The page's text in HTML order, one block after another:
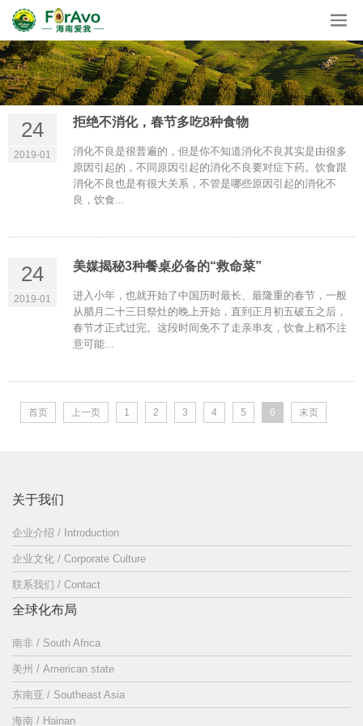
24
2019-01
拒绝不消化，春节多吃8种食物
消化不良是很普遍的，但是你不知道消化不良其实是由很多
原因引起的，不同原因引起的消化不良要对症下药。饮食跟
消化不良也是有很大关系，不管是哪些原因引起的消化不
良，饮食...
24
2019-01
美媒揭秘3种餐桌必备的“救命菜”
进入小年，也就开始了中国历时最长、最隆重的春节，一般
从腊月二十三日祭灶的晚上开始，直到正月初五破五之后，
春节才正式过完。这段时间免不了走亲串友，饮食上稍不注
意可能...
首页 上一页 1 2 3 4 5 6 末页
关于我们
企业介绍 / Introduction
企业文化 / Corporate Culture
联系我们 / Contact
全球化布局
南非 / South Africa
美州 / American state
东南亚 / Southeast Asia
海南 / Hainan